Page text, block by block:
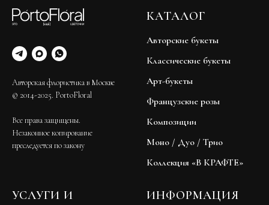
Авторская флористика в Москве
© 2014-2025. PortoFloral
Все права защищены.
Незаконное копирование
преследуется по закону
КАТАЛОГ
Авторские букеты
Классические букеты
Арт-букеты
Французские розы
Композиции
Моно / Дуо / Трио
Коллекция «В КРАФТЕ»
УСЛУГИ И
ИНФОРМАЦИЯ